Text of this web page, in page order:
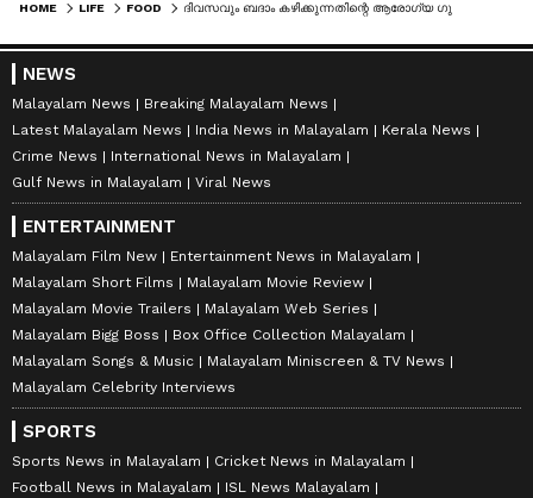
HOME LIFE FOOD
NEWS
Malayalam News
Breaking Malayalam News
Latest Malayalam News
India News in Malayalam
Kerala News
Crime News
International News in Malayalam
Gulf News in Malayalam
Viral News
ENTERTAINMENT
Malayalam Film New
Entertainment News in Malayalam
Malayalam Short Films
Malayalam Movie Review
Malayalam Movie Trailers
Malayalam Web Series
Malayalam Bigg Boss
Box Office Collection Malayalam
Malayalam Songs & Music
Malayalam Miniscreen & TV News
Malayalam Celebrity Interviews
SPORTS
Sports News in Malayalam
Cricket News in Malayalam
Football News in Malayalam
ISL News Malayalam